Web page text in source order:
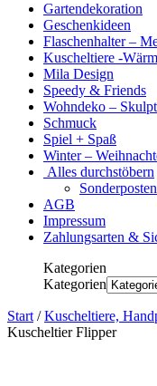
Gartendekoration
Geschenkideen
Flaschenhalter –
Kuscheltiere -
Mila Design
Speedy & Friends
Wohndeko –
Schmuck
Spiel + Spaß
Winter –
Alles durchstöbern
Sonderposten
AGB
Impressum
Zahlungsarten &
Kategorien
Kategorien
Start /Kuscheltiere,
Kuscheltier Flipper